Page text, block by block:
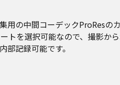
の中間コーデックProRes
を選択可能なので、撮影か
記録可能です。